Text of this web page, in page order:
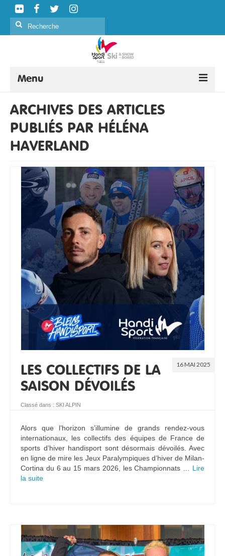
Rechercher
Menu
SKI ALPIN
SKI NORDIQUE
SNOWBOARD
CURLING
FORMATION
ÉVÉNEMENTS
CLASSIFICATION
RESSOURCES
ARCHIVES DES ARTICLES
PUBLIÉS PAR HÉLÉNA
HAVERLAND
16 MAI 2025
LES COLLECTIFS DE LA
SAISON DÉVOILÉS
Classé dans : SKI ALPIN
Alors que l’horizon s’illumine de grands rendez-vous
internationaux, les collectifs des équipes de France de
sports d’hiver handisport sont désormais dévoilés. Avec
en ligne de mire les Jeux Paralympiques d’hiver de Milan-
Cortina du 6 au 15 mars 2026, les Championnats … Lire
la suite­­